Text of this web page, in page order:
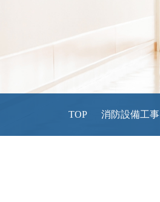
TOP 消防設備工事